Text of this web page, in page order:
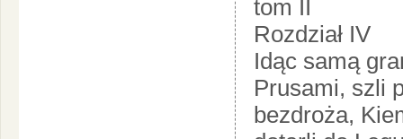
tom II
Rozdział IV
Idąc samą
Prusami, szli
bezdroża,